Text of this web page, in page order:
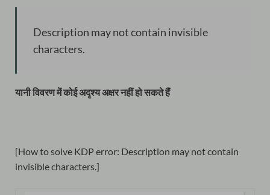
Description may not contain invisible
characters.
यानी विवरण में कोई अदृश्य अक्षर नहीं हो सकते हैं
[How to solve KDP error: Description may not contain
invisible characters.]